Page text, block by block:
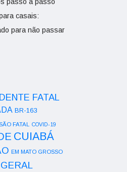
casais:
para não passar
FATAL
BR-163
FATAL COVID-19
CUIABÁ
EM MATO GROSSO
GERAL